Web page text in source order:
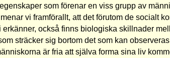
som förenar en viss grupp av
vi framförallt, att det förutom de socialt
erkänner, också finns biologiska skillnader
sträcker sig bortom det som kan
är fria att själva forma sina liv